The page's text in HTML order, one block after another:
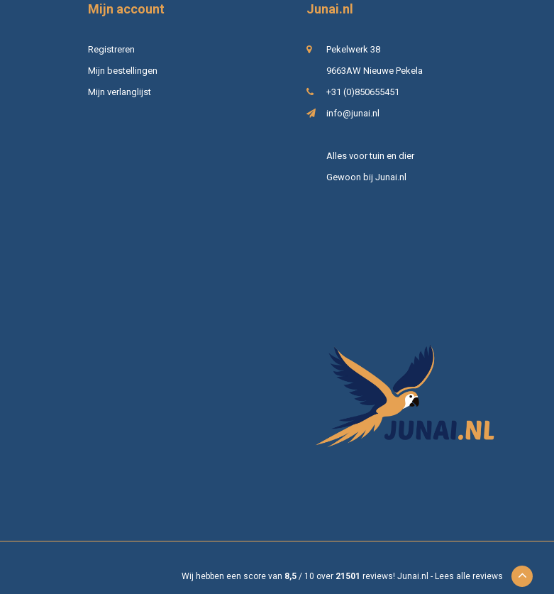
Mijn account
Registreren
Mijn bestellingen
Mijn verlanglijst
Junai.nl
Pekelwerk 38
9663AW Nieuwe Pekela
+31 (0)850655451
info@junai.nl
Alles voor tuin en dier
Gewoon bij Junai.nl
Wij hebben een score van 8,5 / 10 over 21501 reviews! Junai.nl - Lees alle reviews